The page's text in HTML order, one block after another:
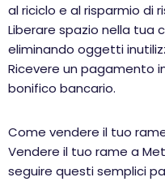
al riciclo e al risparmio di
Liberare spazio nella tua
eliminando oggetti
Ricevere un pagamento
bonifico bancario.
Come vendere il tuo
Vendere il tuo rame a
seguire questi semplici